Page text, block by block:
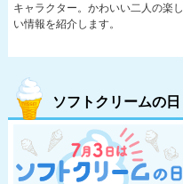
キャラクター。かわいい二人の楽し
い情報を紹介します。
ソフトクリームの日